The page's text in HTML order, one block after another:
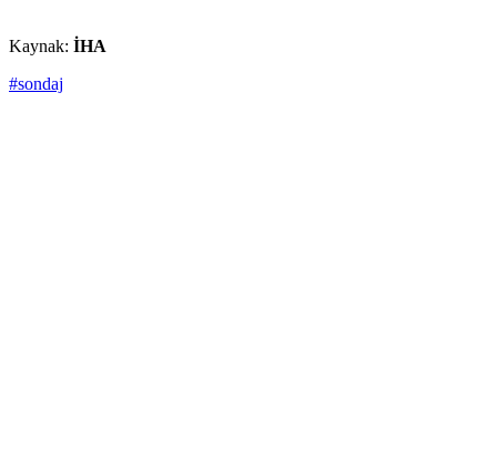
Kaynak: İHA
#sondaj